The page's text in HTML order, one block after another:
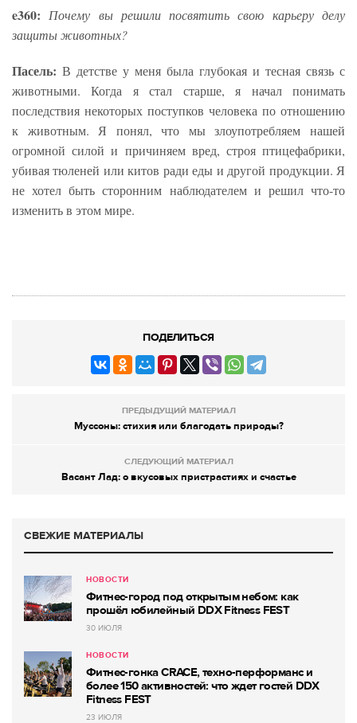
e360: Почему вы решили посвятить свою карьеру делу
защиты животных?
Пасель: В детстве у меня была глубокая и тесная связь с
животными. Когда я стал старше, я начал понимать
последствия некоторых поступков человека по отношению
к животным. Я понял, что мы злоупотребляем нашей
огромной силой и причиняем вред, строя птицефабрики,
убивая тюленей или китов ради еды и другой продукции. Я
не хотел быть сторонним наблюдателем и решил что-то
изменить в этом мире.
ПОДЕЛИТЬСЯ
ПРЕДЫДУЩИЙ МАТЕРИАЛ
Муссоны: стихия или благодать природы?
СЛЕДУЮЩИЙ МАТЕРИАЛ
Васант Лад: о вкусовых пристрастиях и счастье
СВЕЖИЕ МАТЕРИАЛЫ
НОВОСТИ
Фитнес-город под открытым небом: как
прошёл юбилейный DDX Fitness FEST
30 ИЮЛЯ
НОВОСТИ
Фитнес-гонка CRACE, техно-перформанс и
более 150 активностей: что ждет гостей DDX
Fitness FEST
23 ИЮЛЯ